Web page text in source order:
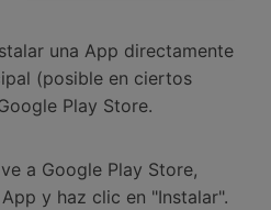
una App directamente
(posible en ciertos
Play Store.
a Google Play Store,
y haz clic en "Instalar".